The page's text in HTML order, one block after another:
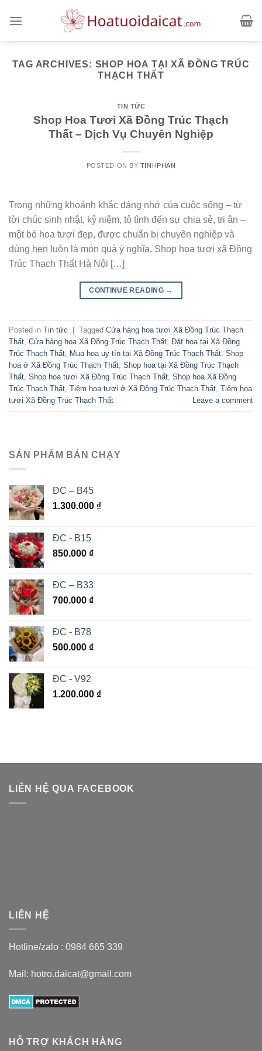
TAG ARCHIVES: SHOP HOA TẠI XÃ ĐỒNG TRÚC
THẠCH THẤT
TIN TỨC
Shop Hoa Tươi Xã Đồng Trúc Thạch
Thất – Dịch Vụ Chuyên Nghiệp
POSTED ON BY TINHPHAN
Trong những khoảnh khắc đáng nhớ của cuộc sống – từ
lời chúc sinh nhật, kỷ niệm, tỏ tình đến sự chia sẻ, tri ân –
một bó hoa tươi đẹp, được chuẩn bị chuyên nghiệp và
đúng hẹn luôn là món quà ý nghĩa. Shop hoa tươi xã Đồng
Trúc Thạch Thất Hà Nội […]
CONTINUE READING →
Posted in Tin tức Tagged Cửa hàng hoa tươi Xã Đồng Trúc Thạch
Thất Cửa hàng hoa Xã Đồng Trúc Thạch Thất Đặt hoa tại Xã Đồng
Trúc Thạch Thất
Mua hoa uy tín tại Xã Đồng Trúc Thạch Thất Shop
hoa ở Xã Đồng Trúc Thạch Thất Shop hoa tại Xã Đồng Trúc Thạch
Thất Shop hoa tươi Xã Đồng Trúc Thạch Thất Shop hoa Xã Đồng
Trúc Thạch Thất Tiệm hoa tươi ở Xã Đồng Trúc Thạch Thất Tiệm hoa
tươi Xã Đồng Trúc Thạch Thất
Leave a comment
SẢN PHẨM BÁN CHẠY
ĐC – B45
1.300.000 ₫
ĐC - B15
850.000 ₫
ĐC – B33
700.000 ₫
ĐC - B78
500.000 ₫
ĐC - V92
1.200.000 ₫
LIÊN HỆ QUA FACEBOOK
LIÊN HỆ
Hotline/zalo : 0984 665 339
Mail: hotro.daicat@gmail.com
HỖ TRỢ KHÁCH HÀNG